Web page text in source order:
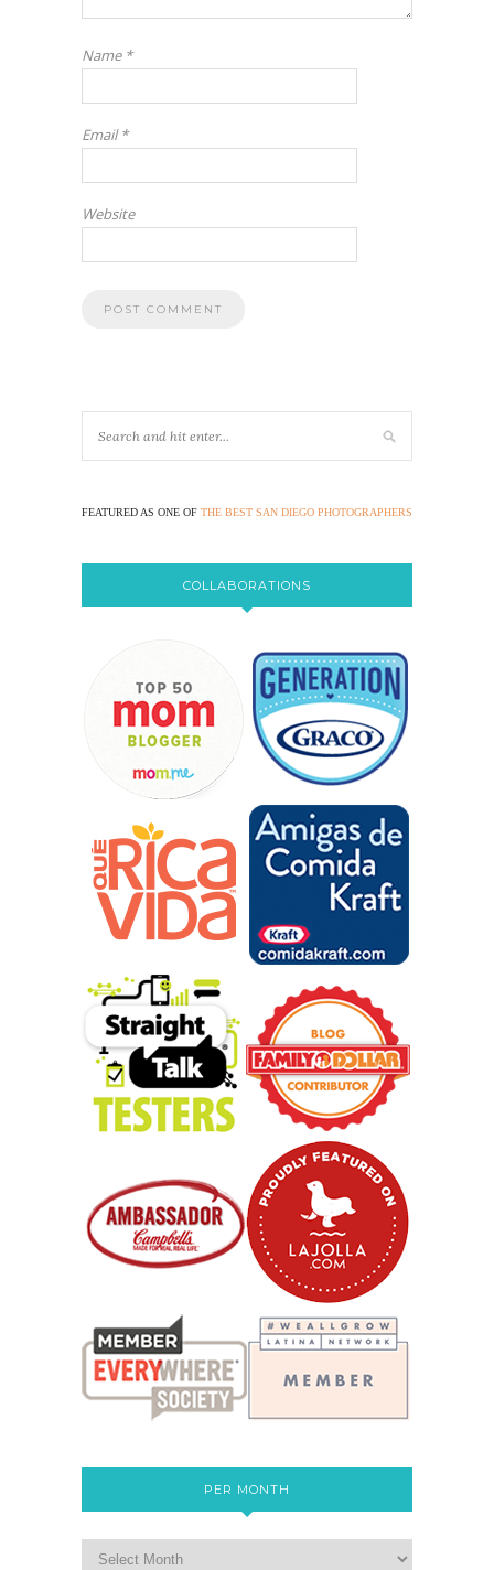
Name *
Email*
Website
FEATURED AS ONE OF THE BEST SAN DIEGO PHOTOGRAPHERS
COLLABORATIONS
PER MONTH